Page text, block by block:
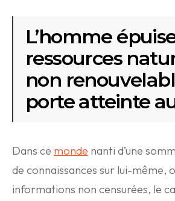
L’homme
ressources
non
porte atteinte
Dans ce monde nanti d’une
de connaissances sur lui-même,
informations non censurées, le